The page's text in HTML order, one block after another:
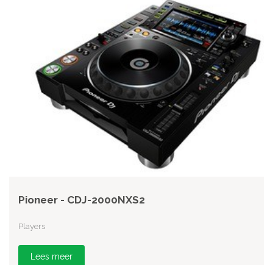
Pioneer - CDJ-2000NXS2
Players
Lees meer